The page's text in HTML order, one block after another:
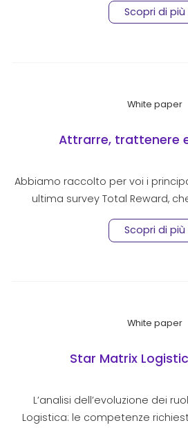
Scopri di più
White paper
Attrarre, trattenere
Abbiamo raccolto per voi i
ultima survey Total Reward,
Scopri di più
White paper
Star Matrix
L’analisi dell’evoluzione dei
Logistica: le competenze